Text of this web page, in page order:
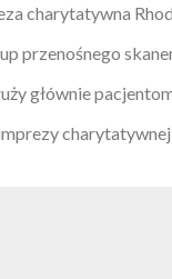
charytatywna
przenośnego
głównie
charytatywnej